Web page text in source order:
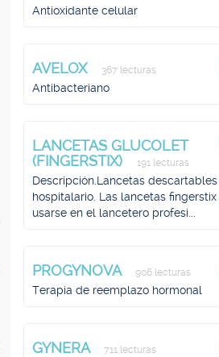
Antioxidante celular
AVELOX 367 lecturas
Antibacteriano
LANCETAS GLUCOLET
(FINGERSTIX)
191 lecturas
Descripción.Lancetas
hospitalario. Las lancetas
usarse en el lancetero profesi...
PROGYNOVA 906 lecturas
Terapia de reemplazo hormonal
GYNERA 711 lecturas